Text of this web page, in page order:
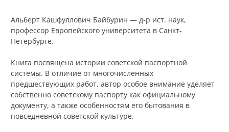
Альберт Кашфуллович Байбурин — д‑р ист. наук,
профессор Европейского университета в Санкт-
Петербурге.
Книга посвящена истории советской паспортной
системы. В отличие от многочисленных
предшествующих работ, автор особое внимание уделяет
собственно советскому паспорту как официальному
документу, а также особенностям его бытования в
повседневной советской культуре.